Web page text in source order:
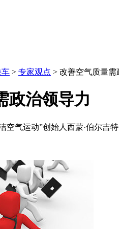
车 > 专家观点 > 改善空气质量需
政治领导力
空气运动”创始人西蒙·伯尔吉特